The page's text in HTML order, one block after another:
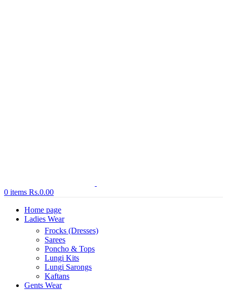
0 items Rs.0.00
Home page
Ladies Wear
Frocks (Dresses)
Sarees
Poncho & Tops
Lungi Kits
Lungi Sarongs
Kaftans
Gents Wear